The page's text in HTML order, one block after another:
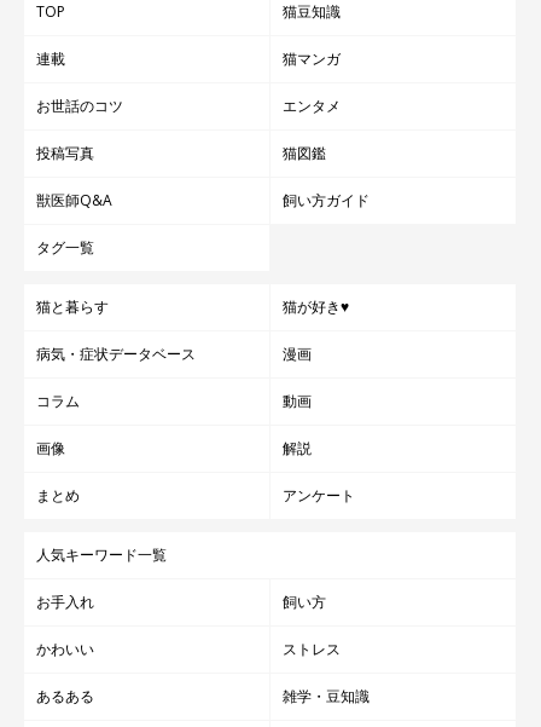
TOP 猫豆知識
連載 猫マンガ
お世話のコツ エンタメ
投稿写真 猫図鑑
獣医師Q&A 飼い方ガイド
タグ一覧
猫と暮らす 猫が好き♥
病気・症状データベース 漫画
コラム 動画
画像 解説
まとめ アンケート
人気キーワード一覧
お手入れ 飼い方
かわいい ストレス
あるある 雑学・豆知識